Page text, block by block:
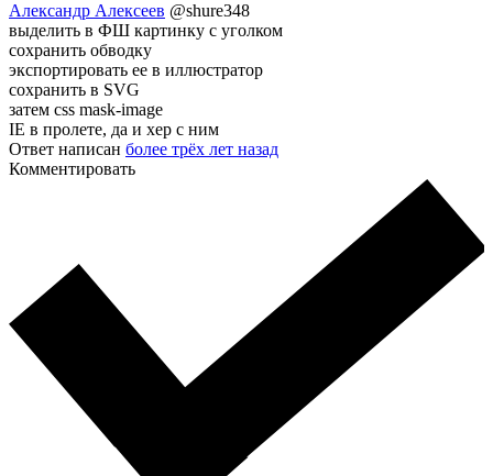
Александр Алексеев @shure348
выделить в ФШ картинку с уголком
сохранить обводку
экспортировать ее в иллюстратор
сохранить в SVG
затем css mask-image
IE в пролете, да и хер с ним
Ответ написан более трёх лет назад
Комментировать